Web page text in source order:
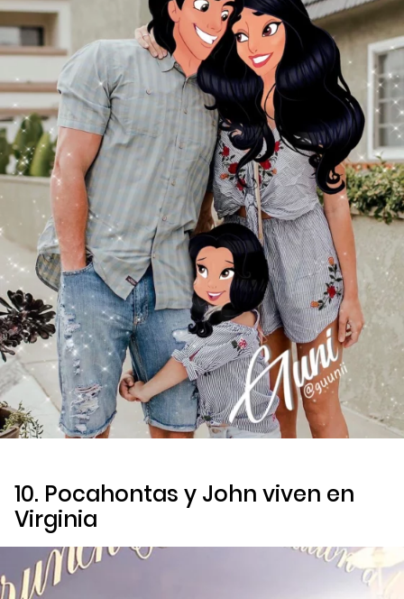
10. Pocahontas y John viven en
Virginia